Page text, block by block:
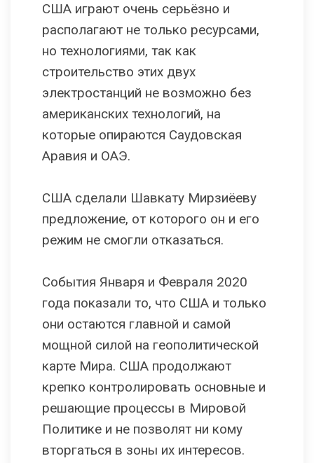
США играют очень серьёзно и
располагают не только ресурсами,
но технологиями, так как
строительство этих двух
электростанций не возможно без
американских технологий, на
которые опираются Саудовская
Аравия и ОАЭ.
США сделали Шавкату Мирзиёеву
предложение, от которого он и его
режим не смогли отказаться.
События Января и Февраля 2020
года показали то, что США и только
они остаются главной и самой
мощной силой на геополитической
карте Мира. США продолжают
крепко контролировать основные и
решающие процессы в Мировой
Политике и не позволят ни кому
вторгаться в зоны их интересов.